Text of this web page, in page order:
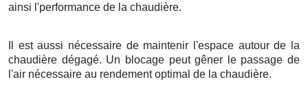
ainsi l'performance de la chaudière.
Il est aussi nécessaire de maintenir l'espace autour de la
chaudière dégagé. Un blocage peut gêner le passage de
l'air nécessaire au rendement optimal de la chaudière.